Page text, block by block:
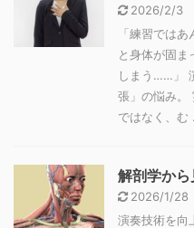
2026/2/3
「練習では
と身体が固ま
しまう……」
張」の悩み。
ではなく、む
解剖学か
2026/1/28
演奏技術を向